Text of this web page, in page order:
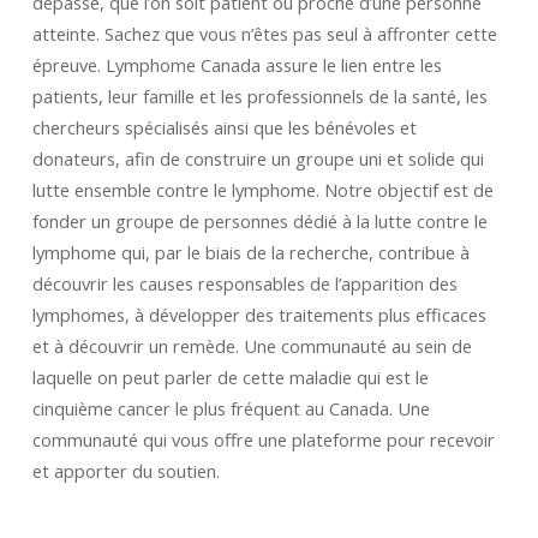
EN SAVOIR PLUS FAITES UN DON
Ressources gratuites pour les personnes
touchées par le lymphome et la LLC.
EN SAVOIR PLUS
atteinte. Sachez que vous n’êtes pas seul à affronter cette
épreuve. Lymphome Canada assure le lien entre les
patients, leur famille et les professionnels de la santé, les
chercheurs spécialisés ainsi que les bénévoles et
donateurs, afin de construire un groupe uni et solide qui
lutte ensemble contre le lymphome. Notre objectif est de
fonder un groupe de personnes dédié à la lutte contre le
lymphome qui, par le biais de la recherche, contribue à
découvrir les causes responsables de l’apparition des
lymphomes, à développer des traitements plus efficaces
et à découvrir un remède. Une communauté au sein de
laquelle on peut parler de cette maladie qui est le
cinquième cancer le plus fréquent au Canada. Une
communauté qui vous offre une plateforme pour recevoir
et apporter du soutien.